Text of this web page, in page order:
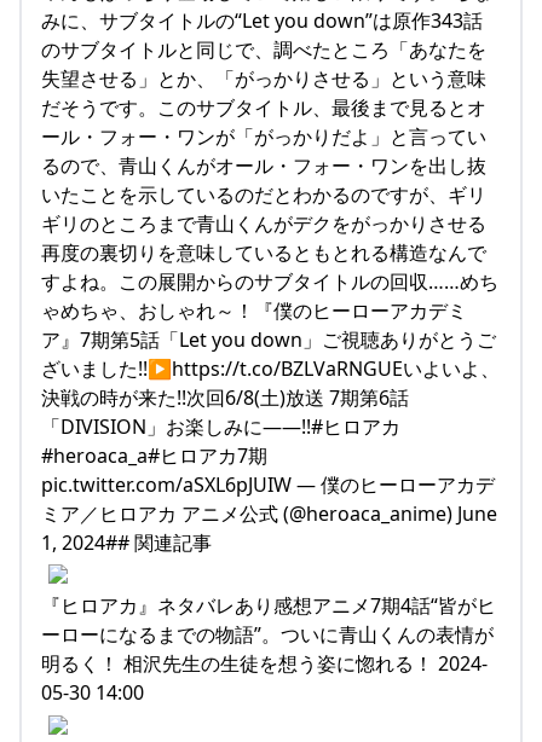
みに、サブタイトルの“Let you down”は原作343話
のサブタイトルと同じで、調べたところ「あなたを
失望させる」とか、「がっかりさせる」という意味
だそうです。このサブタイトル、最後まで見るとオ
ール・フォー・ワンが「がっかりだよ」と言ってい
るので、青山くんがオール・フォー・ワンを出し抜
いたことを示しているのだとわかるのですが、ギリ
ギリのところまで青山くんがデクをがっかりさせる
再度の裏切りを意味しているともとれる構造なんで
すよね。この展開からのサブタイトルの回収……めち
ゃめちゃ、おしゃれ～！『僕のヒーローアカデミ
ア』7期第5話「Let you down」ご視聴ありがとうご
ざいました!!▶https://t.co/BZLVaRNGUEいよいよ、
決戦の時が来た!!次回6/8(土)放送 7期第6話
「DIVISION」お楽しみに――!!#ヒロアカ
#heroaca_a#ヒロアカ7期
pic.twitter.com/aSXL6pJUIW — 僕のヒーローアカデ
ミア／ヒロアカ アニメ公式 (@heroaca_anime) June
1, 2024## 関連記事
『ヒロアカ』ネタバレあり感想アニメ7期4話“皆がヒ
ーローになるまでの物語”。ついに青山くんの表情が
明るく！ 相沢先生の生徒を想う姿に惚れる！ 2024-
05-30 14:00